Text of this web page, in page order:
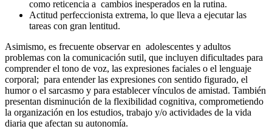
como reticencia a cambios inesperados en la rutina.
Actitud perfeccionista extrema, lo que lleva a ejecutar las
tareas con gran lentitud.
Asimismo, es frecuente observar en adolescentes y adultos
problemas con la comunicación sutil, que incluyen dificultades para
comprender el tono de voz, las expresiones faciales o el lenguaje
corporal; para entender las expresiones con sentido figurado, el
humor o el sarcasmo y para establecer vínculos de amistad. También
presentan disminución de la flexibilidad cognitiva, comprometiendo
la organización en los estudios, trabajo y/o actividades de la vida
diaria que afectan su autonomía.